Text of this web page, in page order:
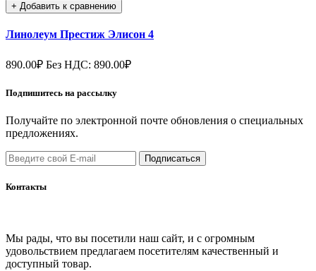
+ Добавить к сравнению
Линолеум Престиж Элисон 4
890.00₽ Без НДС: 890.00₽
Подпишитесь на рассылку
Получайте по электронной почте обновления о специальных
предложениях.
Подписаться
Контакты
Мы рады, что вы посетили наш сайт, и с огромным
удовольствием предлагаем посетителям качественный и
доступный товар.